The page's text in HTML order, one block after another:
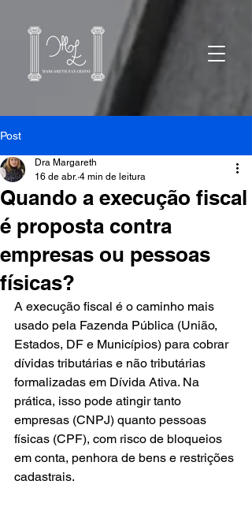
Post
Quando a execução fiscal
é proposta contra
empresas ou pessoas
físicas?
Dra Margareth
16 de abr. 4 min de leitura
A execução fiscal é o caminho mais
usado pela Fazenda Pública (União,
Estados, DF e Municípios) para cobrar
dívidas tributárias e não tributárias
formalizadas em Dívida Ativa. Na
prática, isso pode atingir tanto
empresas (CNPJ) quanto pessoas
físicas (CPF), com risco de bloqueios
em conta, penhora de bens e restrições
cadastrais.